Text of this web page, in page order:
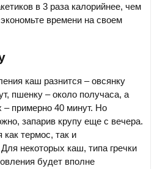
в 3 раза калорийнее, чем
времени на своем
каш разнится – овсянку
пшенку – около получаса, а
– примерно 40 минут. Но
запарив крупу еще с вечера.
как термос, так и
некоторых каш, типа гречки
будет вполне